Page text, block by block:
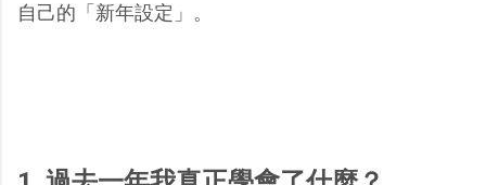
自己的「新年設定」。